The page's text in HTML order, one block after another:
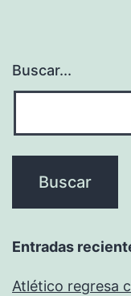
Buscar...
Entradas
Atlético regresa